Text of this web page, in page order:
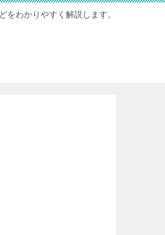
わかりやすく解説します。